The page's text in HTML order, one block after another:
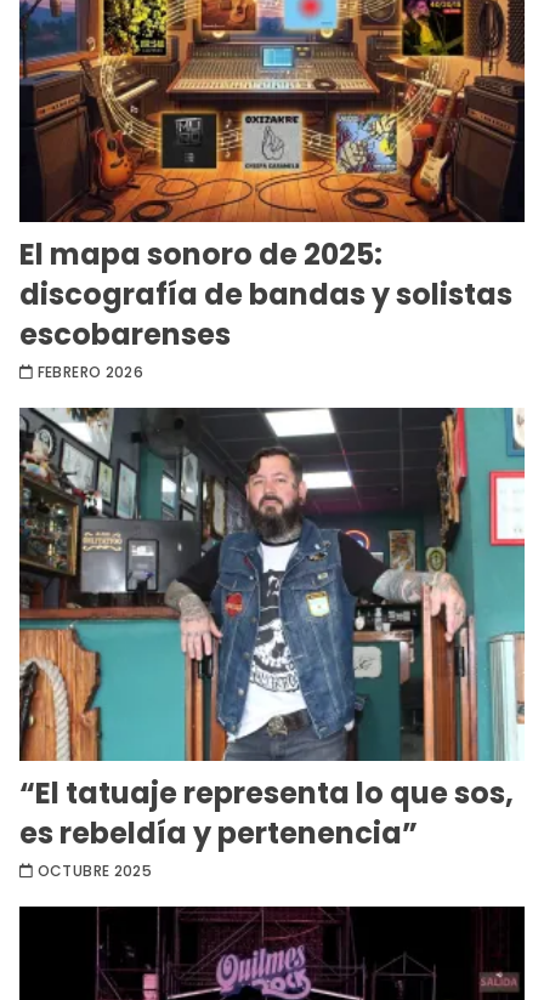
El mapa sonoro de 2025:
discografía de bandas y solistas
escobarenses
FEBRERO 2026
“El tatuaje representa lo que sos,
es rebeldía y pertenencia”
OCTUBRE 2025